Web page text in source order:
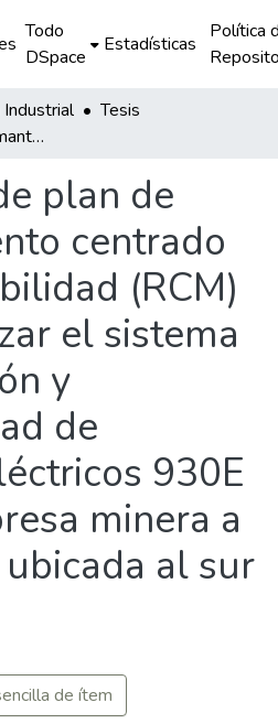
Todo
DSpace
Estadísticas
Política
Industrial
Tesis
Propuesta de plan de mantenimiento centrado en la confiabilidad (RCM) para optimizar el sistema de propulsión y disponibilidad de camiones eléctricos 930E en una empresa minera a tajo abierto ubicada al sur del Perú
plan de
centrado
(RCM)
el sistema
y
de
930E
minera a
al sur
de ítem